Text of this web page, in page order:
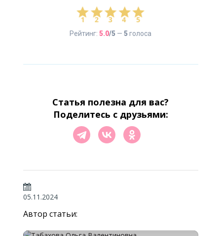
газета, 2021.
Фомин, В. К., Захарова, Н. С. Пластинки и
сегодня, №3, 2022.
Рейтинг: 5.0/5 — 5голоса
Статья полезна для вас?
Поделитесь с друзьями:
05.11.2024
Автор статьи: